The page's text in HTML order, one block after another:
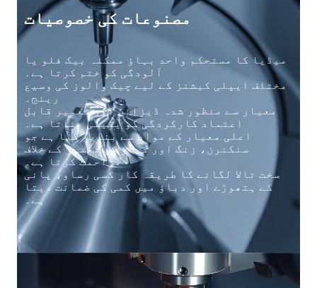
مصنوعات کی خصوصیات
میڈیا کا مستحکم واحد بہاؤ ممکنہ بیک فلو یا
آلودگی کو ختم کرتا ہے۔
مختلف ایپلی کیشنز کے لیے چیک والوز کی وسیع
رینج۔
معیار سے منظور شدہ ڈیزائن اور تعمیر قابل
اعتماد کارکردگی کو یقینی بناتا ہے۔
اعلی معیار کے مواد سے بنایا گیا ہے جو
سنکنرن، زنگ اور دباؤ کی تعمیر کے خلاف
مزاحمت کرتا ہے۔
سخت تالا لگانے کا طریقہ کار کسی رساو، پانی
کے ہتھوڑے اور دباؤ میں کمی کی ضمانت دیتا
ہے۔